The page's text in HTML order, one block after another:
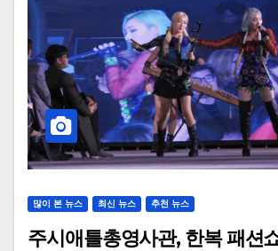
많이 본 뉴스 최신 뉴스 추천 뉴스
주시애틀총영사관, 한복 패션